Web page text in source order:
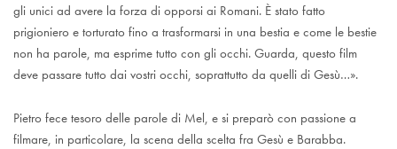
gli unici ad avere la forza di opporsi ai Romani. È stato fatto
prigioniero e torturato fino a trasformarsi in una bestia e come le bestie
non ha parole, ma esprime tutto con gli occhi. Guarda, questo film
deve passare tutto dai vostri occhi, soprattutto da quelli di Gesù…».
Pietro fece tesoro delle parole di Mel, e si preparò con passione a
filmare, in particolare, la scena della scelta fra Gesù e Barabba.